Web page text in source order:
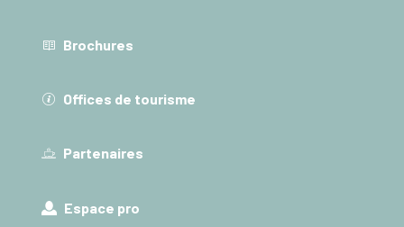
Brochures
Offices de tourisme
Partenaires
Espace pro